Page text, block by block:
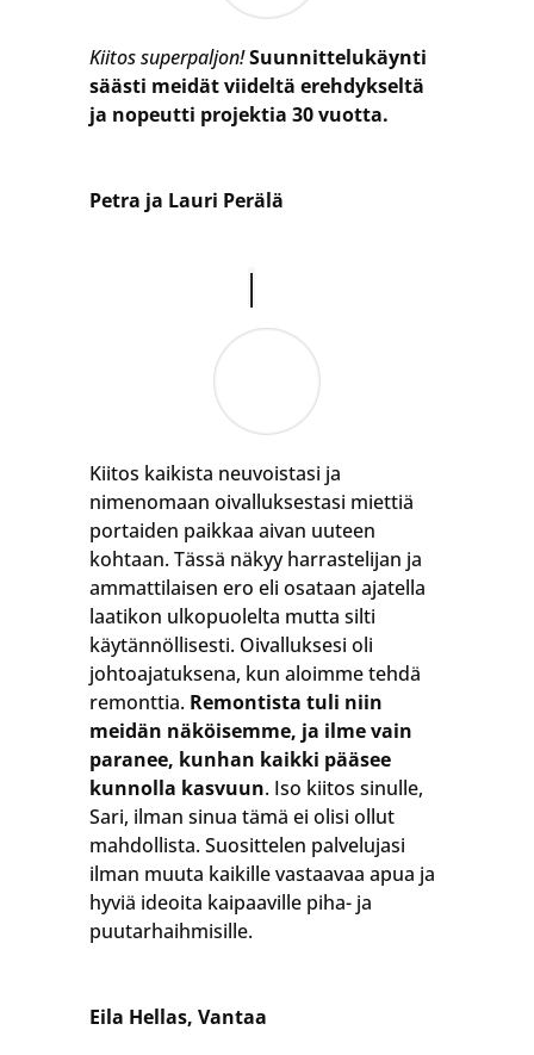
Kiitos superpaljon!Suunnittelukäynti
säästi meidät viideltä erehdykseltä
ja nopeutti projektia 30 vuotta.
Petra ja Lauri Perälä
Kiitos kaikista neuvoistasi ja
nimenomaan oivalluksestasi miettiä
portaiden paikkaa aivan uuteen
kohtaan. Tässä näkyy harrastelijan ja
ammattilaisen ero eli osataan ajatella
laatikon ulkopuolelta mutta silti
käytännöllisesti. Oivalluksesi oli
johtoajatuksena, kun aloimme tehdä
remonttia. Remontista tuli niin
meidän näköisemme, ja ilme vain
paranee, kunhan kaikki pääsee
kunnolla kasvuun. Iso kiitos sinulle,
Sari, ilman sinua tämä ei olisi ollut
mahdollista. Suosittelen palvelujasi
ilman muuta kaikille vastaavaa apua ja
hyviä ideoita kaipaaville piha- ja
puutarhaihmisille.
Eila Hellas, Vantaa